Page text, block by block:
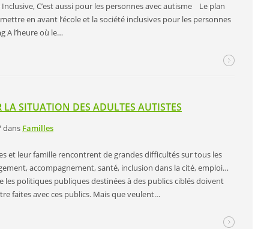
C’est aussi pour les personnes avec autisme Le plan
en avant l’école et la société inclusives pour les personnes
A l’heure où le…
LA SITUATION DES ADULTES AUTISTES
dans Familles
et leur famille rencontrent de grandes difficultés sur tous les
accompagnement, santé, inclusion dans la cité, emploi…
les politiques publiques destinées à des publics ciblés doivent
faites avec ces publics. Mais que veulent…